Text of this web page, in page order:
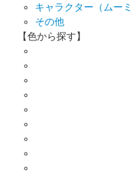
キャラクター（ムーミ
その他
【色から探す】